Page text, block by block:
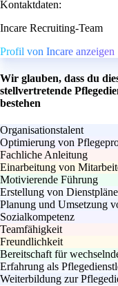
Kontaktdaten:
Incare Recruiting-Team
Profil von Incare anzeigen
Wir glauben, dass du
stellvertretende
bestehen
Organisationstalent
Optimierung von
Fachliche Anleitung
Einarbeitung von
Motivierende Führung
Erstellung von
Planung und Umsetzung
Sozialkompetenz
Teamfähigkeit
Freundlichkeit
Bereitschaft für
Erfahrung als
Weiterbildung zur